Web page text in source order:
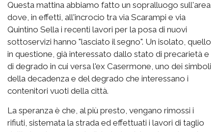
Questa mattina abbiamo fatto un sopralluogo sull'area
dove, in effetti, all'incrocio tra via Scarampi e via
Quintino Sella i recenti lavori per la posa di nuovi
sottoservizi hanno "lasciato il segno". Un isolato, quello
in questione, già interessato dallo stato di precarietà e
di degrado in cui versa l'ex Casermone, uno dei simboli
della decadenza e del degrado che interessano i
contenitori vuoti della città.
La speranza è che, al più presto, vengano rimossi i
rifiuti, sistemata la strada ed effettuati i lavori di taglio